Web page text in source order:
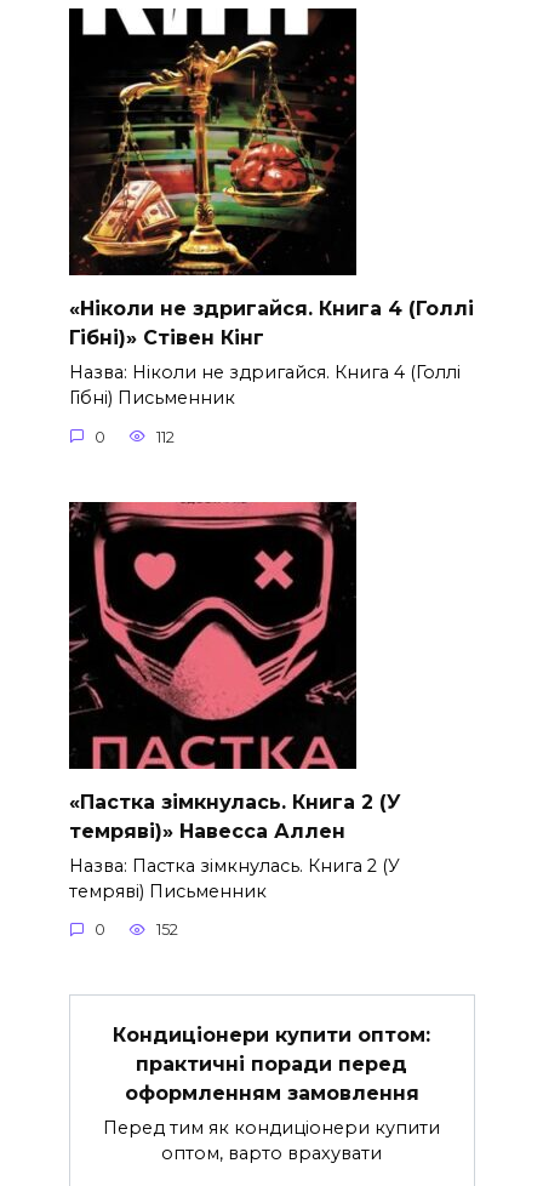
«Ніколи не здригайся. Книга 4 (Голлі
Гібні)» Стівен Кінг
Назва: Ніколи не здригайся. Книга 4 (Голлі
Гібні) Письменник
0 112
«Пастка зімкнулась. Книга 2 (У
темряві)» Навесса Аллен
Назва: Пастка зімкнулась. Книга 2 (У
темряві) Письменник
0 152
Кондиціонери купити оптом:
практичні поради перед
оформленням замовлення
Перед тим як кондиціонери купити
оптом, варто врахувати